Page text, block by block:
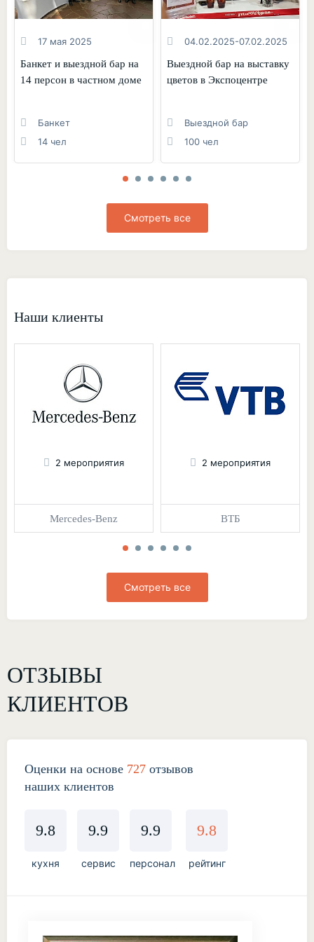
17 мая 2025
Банкет и выездной бар на
14 персон в частном доме
Банкет
14 чел
04.02.2025-07.02.2025
Выездной бар на выставку
цветов в Экспоцентре
Выездной бар
100 чел
Смотреть все
Наши клиенты
2 мероприятия
Mercedes-Benz
2 мероприятия
ВТБ
Смотреть все
ОТЗЫВЫ
КЛИЕНТОВ
Оценки на основе 727 отзывов
наших клиентов
9.8
кухня
9.9
сервис
9.9
персонал
9.8
рейтинг